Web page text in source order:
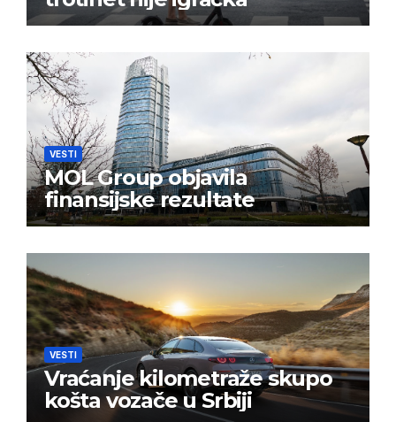
VESTI
MOL Group objavila
finansijske rezultate
VESTI
Vraćanje kilometraže skupo
košta vozače u Srbiji